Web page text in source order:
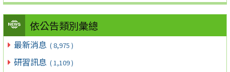
依公告類別彙總
最新消息 ( 8,975 )
研習訊息 ( 1,109 )